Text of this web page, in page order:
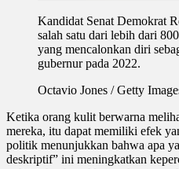
Kandidat Senat Demokrat
salah satu dari lebih dari
yang mencalonkan diri
gubernur pada 2022.
Octavio Jones / Getty
Ketika orang kulit berwarna
mereka, itu dapat memiliki efek
politik menunjukkan bahwa apa
deskriptif” ini meningkatkan